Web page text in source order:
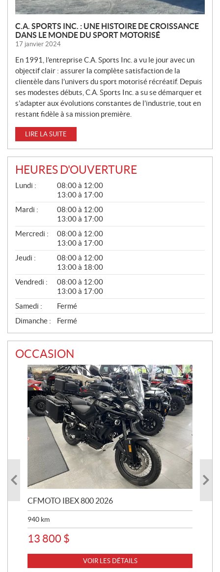
C.A. SPORTS INC. : UNE HISTOIRE DE CROISSANCE
DANS LE MONDE DU SPORT MOTORISÉ
17 janvier 2024
En 1991, l’entreprise C.A. Sports Inc. a vu le jour avec un
objectif clair : assurer la complète satisfaction de la
clientèle dans l’univers du sport motorisé récréatif. Depuis
ses modestes débuts, C.A. Sports Inc. a su se démarquer et
s’adapter aux évolutions constantes de l’industrie, tout en
restant fidèle à sa mission première.
LIRE LA SUITE
HEURES D'OUVERTURE
G
N
É
L
Lundi :
08:00 à 12:00
13:00 à 17:00
Mardi :
08:00 à 12:00
13:00 à 17:00
Mercredi :
08:00 à 12:00
13:00 à 17:00
Jeudi :
08:00 à 12:00
13:00 à 18:00
Vendredi :
08:00 à 12:00
13:00 à 17:00
Samedi :
Fermé
Dimanche :
Fermé
OCCASION
CFMOTO IBEX 800 2026
940 km
13 800 $
VOIR LES DÉTAILS